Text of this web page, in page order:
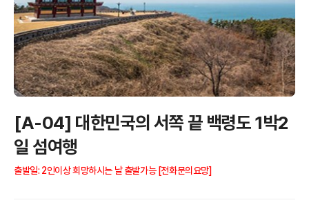
[A-04] 대한민국의 서쪽 끝 백령도 1박2
일 섬여행
출발일: 2인이상 희망하시는 날 출발가능 [전화문의요망]